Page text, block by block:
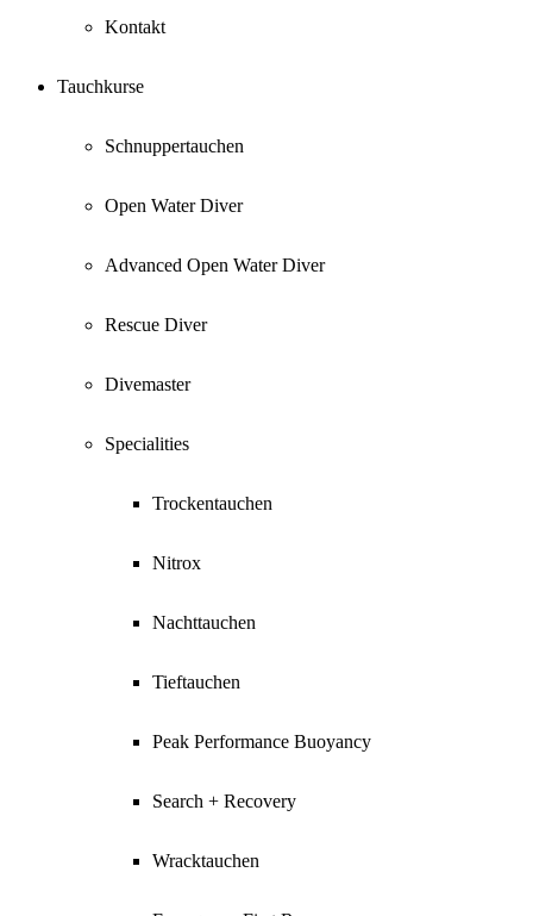
Kontakt
Tauchkurse
Schnuppertauchen
Open Water Diver
Advanced Open Water Diver
Rescue Diver
Divemaster
Specialities
Trockentauchen
Nitrox
Nachttauchen
Tieftauchen
Peak Performance Buoyancy
Search + Recovery
Wracktauchen